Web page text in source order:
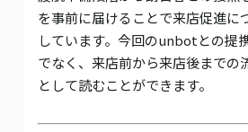
を事前に届けることで来店促進に
しています。今回のunbotとの提
でなく、来店前から来店後までの
として読むことができます。